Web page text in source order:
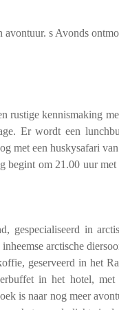
s Avonds
rustige kennismaking
Er wordt een
met een huskysafari
begint om 21.00 uur met
gespecialiseerd in
arctische
geserveerd in het
in het hotel, met
is naar nog meer